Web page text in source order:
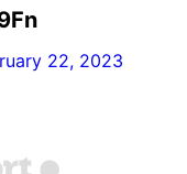
22, 2023